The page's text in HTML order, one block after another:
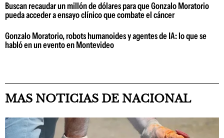
Buscan recaudar un millón de dólares para que Gonzalo Moratorio
pueda acceder a ensayo clínico que combate el cáncer
Gonzalo Moratorio, robots humanoides y agentes de IA: lo que se
habló en un evento en Montevideo
MAS NOTICIAS DE NACIONAL